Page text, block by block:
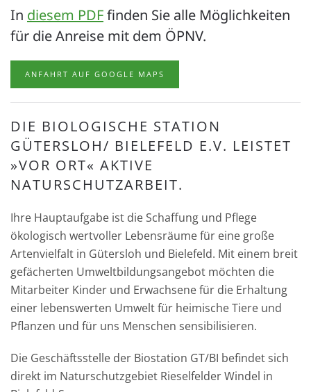
In diesem PDFfinden Sie alle Möglichkeiten
für die Anreise mit dem ÖPNV.
ANFAHRT AUF GOOGLE MAPS
DIE BIOLOGISCHE STATION
GÜTERSLOH/ BIELEFELD E.V. LEISTET
»VOR ORT« AKTIVE
NATURSCHUTZARBEIT.
Ihre Hauptaufgabe ist die Schaffung und Pflege
ökologisch wertvoller Lebensräume für eine große
Artenvielfalt in Gütersloh und Bielefeld. Mit einem breit
gefächerten Umweltbildungsangebot möchten die
Mitarbeiter Kinder und Erwachsene für die Erhaltung
einer lebenswerten Umwelt für heimische Tiere und
Pflanzen und für uns Menschen sensibilisieren.
Die Geschäftsstelle der Biostation GT/BI befindet sich
direkt im Naturschutzgebiet Rieselfelder Windel in